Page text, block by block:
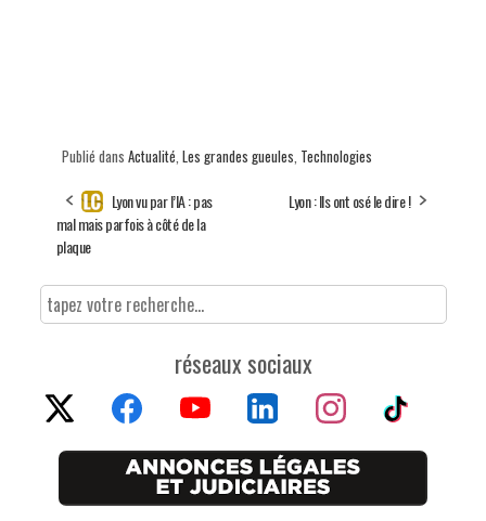
Publié dans Actualité Les grandes gueules Technologies
Lyon vu par l’IA : pas
mal mais parfois à côté de la
plaque
Lyon : Ils ont osé le dire !
réseaux sociaux